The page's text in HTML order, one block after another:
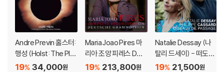
Andre Previn 홀스터:
행성 (Holst: The Plan
ets) [UHQCD]
34,000원
19%
Maria Joao Pires 마
리아 조앙 피레스 DG
녹음 전집 (Complete
213,800원
19%
Natalie Dessay (나
탈리 드세이) - 떠도는
새의 노래 (Oiseaux d
21,500원
19%